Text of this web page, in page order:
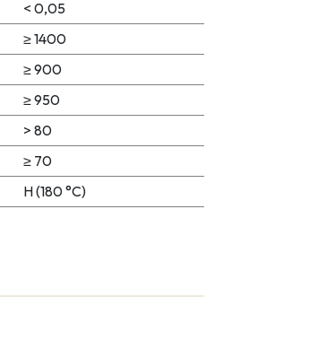
< 0,05
≥ 1400
≥ 900
≥ 950
> 80
≥ 70
H (180 °C)